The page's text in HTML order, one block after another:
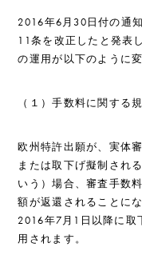
2016年6月30日付の通
11条を改正したと発表
の運用が以下のように
（１）手数料に関する
欧州特許出願が、実体
または取下げ擬制され
いう）場合、審査手数
額が返還されることに
2016年7月1日以降に取
用されます。